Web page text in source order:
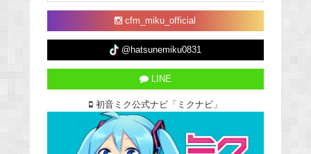
cfm_miku_official
@hatsunemiku0831
LINE
初音ミク公式ナビ「ミクナビ」